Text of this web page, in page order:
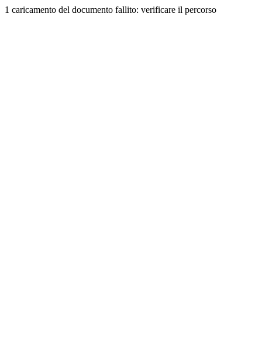
1 caricamento del documento fallito: verificare il percorso